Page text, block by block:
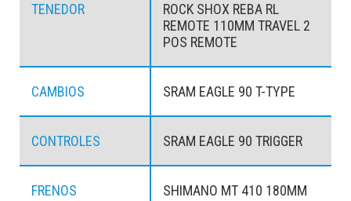
TENEDOR
ROCK SHOX REBA RL
REMOTE 110MM TRAVEL 2
POS REMOTE
CAMBIOS SRAM EAGLE 90 T-TYPE
CONTROLES SRAM EAGLE 90 TRIGGER
FRENOS
SHIMANO MT 410 180MM